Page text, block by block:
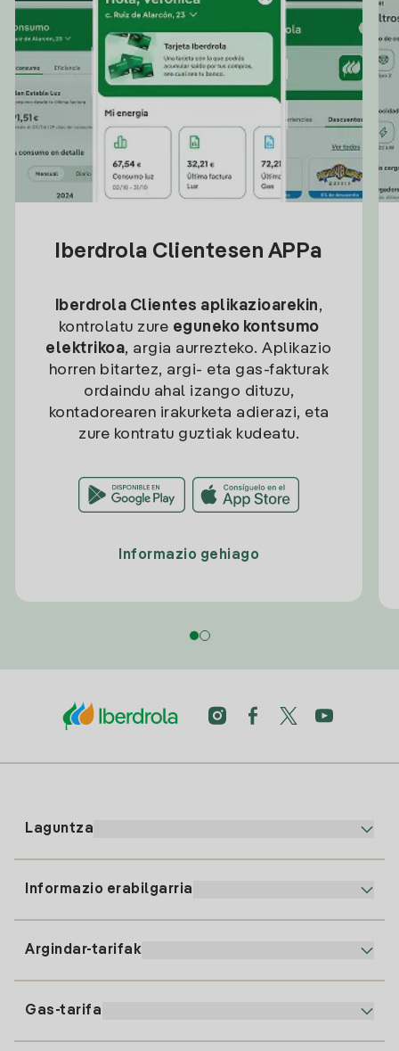
Iberdrola Clientesen APPa
Iberdrola Clientes aplikazioarekin,
kontrolatu zure eguneko kontsumo
elektrikoa, argia aurrezteko. Aplikazio
horren bitartez, argi- eta gas-fakturak
ordaindu ahal izango dituzu,
kontadorearen irakurketa adierazi, eta
zure kontratu guztiak kudeatu.
Informazio gehiago
Laguntza
91 919 52 73
clientes@tuiberdrola.es
Informazio erabilgarria
Argindar-tarifak
Gas-tarifa